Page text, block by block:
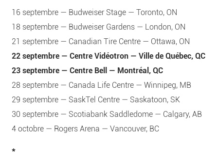
16 septembre — Budweiser Stage — Toronto, ON
18 septembre — Budweiser Gardens — London, ON
21 septembre — Canadian Tire Centre — Ottawa, ON
22 septembre — Centre Vidéotron — Ville de Québec, QC
23 septembre — Centre Bell — Montréal, QC
28 septembre — Canada Life Centre — Winnipeg, MB
29 septembre — SaskTel Centre — Saskatoon, SK
30 septembre — Scotiabank Saddledome — Calgary, AB
4 octobre — Rogers Arena — Vancouver, BC
*